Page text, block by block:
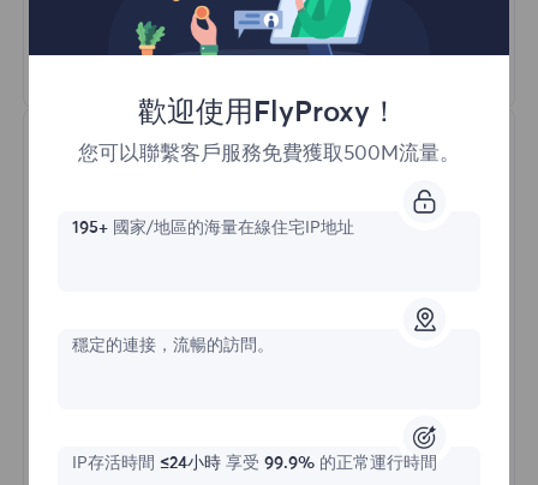
HTTP(S)/SOCKS5
$?/天
歡迎使用FlyProxy！
您可以聯繫客戶服務免費獲取500M流量。
195+國家/地區的海量在線住宅IP地址
穩定的連接，流暢的訪問。
IP存活時間 ≤24小時享受 99.9%的正常運行時間